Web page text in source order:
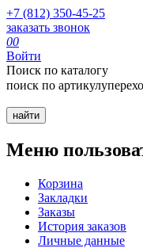
+7 (812) 350-45-25
заказать звонок
00
Войти
Поиск по каталогу
поиск по артикулу
Меню
Корзина
Закладки
Заказы
История заказов
Личные данные